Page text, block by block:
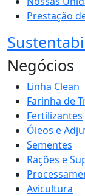
Prestação
Negócios
Linha Clean
Farinha de
Fertilizantes
Óleos e
Sementes
Rações e
Avicultura